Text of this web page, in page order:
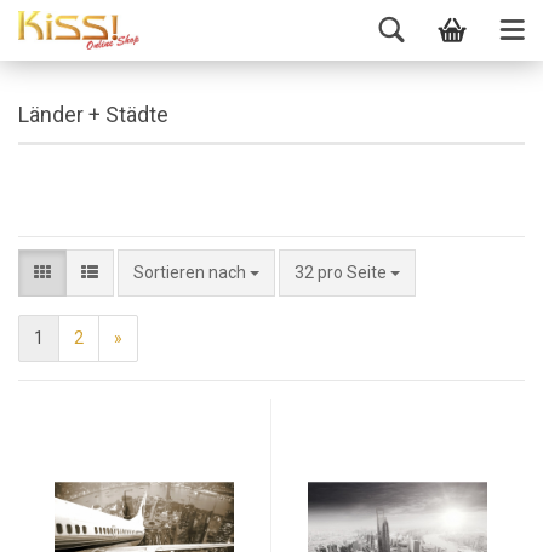
Länder + Städte
Sortieren nach 32 pro Seite
1 2 »